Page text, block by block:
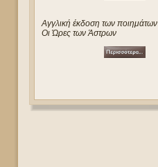
Αγγλική έκδοση των ποιημάτων
Οι Ώρες των Άστρων